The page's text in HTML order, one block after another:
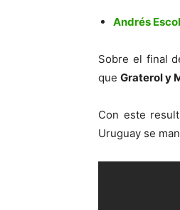
Andrés
Sobre el final
que Graterol y
Con este
Uruguay se